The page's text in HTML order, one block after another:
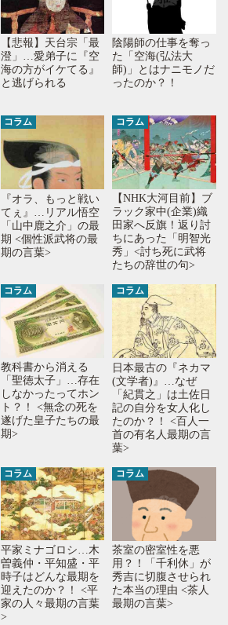
【悲報】天台宗「最
澄」…愛弟子に『空
海の方がイケてる』
と逃げられる
陰陽師の仕事を奪っ
た「空海(弘法大
師)」とはナニモノだ
ったのか？！
コラム
『オラ、もっと戦い
てぇ』…リアル悟空
「山中鹿之介」の最
期 <個性派武将の最
期の言葉>
コラム
【NHK大河目前】ブ
ラック家中(企業)織
田家へ反旗！返り討
ちにあった「明智光
秀」<討ち死に武将
たちの辞世の句>
コラム
教科書から消える
「聖徳太子」…存在
しなかったってホン
ト？！ <無念の死を
遂げた皇子たちの最
期>
コラム
日本最古の『ネカマ
(文学者)』…なぜ
「紀貫之」は土佐日
記の自分を女人化し
たのか？！ <百人一
首の有名人最期の言
葉>
コラム
平家ミナゴロシ…木
曽義仲・平知盛・平
時子はどんな最期を
迎えたのか？！ <平
家の人々最期の言葉
>
コラム
茶室の密室性を悪
用？！「千利休」が
秀吉に切腹させられ
た本当の理由 <茶人
最期の言葉>